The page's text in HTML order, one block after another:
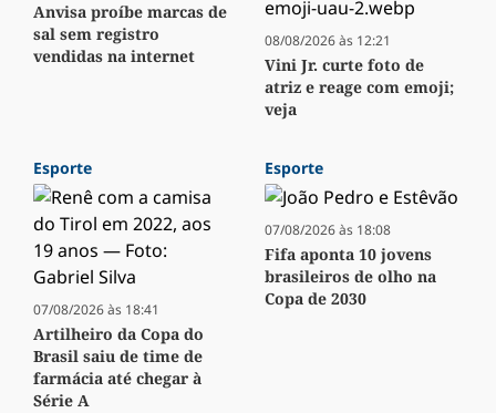
Anvisa proíbe marcas de
sal sem registro
vendidas na internet
08/08/2026 às 12:21
Vini Jr. curte foto de
atriz e reage com emoji;
veja
Esporte
07/08/2026 às 18:41
Artilheiro da Copa do
Brasil saiu de time de
farmácia até chegar à
Série A
Esporte
07/08/2026 às 18:08
Fifa aponta 10 jovens
brasileiros de olho na
Copa de 2030